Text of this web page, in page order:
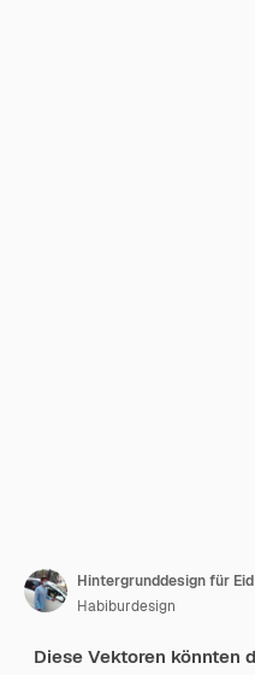
Hintergrunddesign für
Habiburdesign
Diese Vektoren könnten